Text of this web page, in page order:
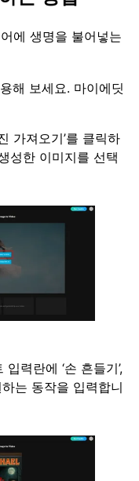
에 생명을 불어넣는
해 보세요. 마이에딧
가져오기’를 클릭하
성한 이미지를 선택
력란에 ‘손 흔들기’,
하는 동작을 입력합니